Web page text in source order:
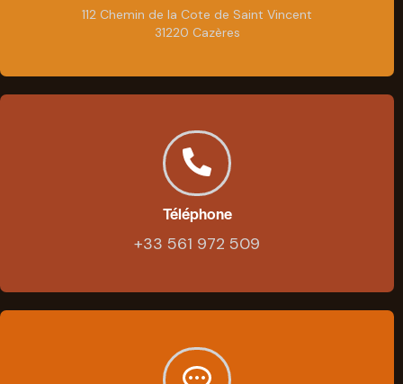
112 Chemin de la Cote de Saint Vincent
31220 Cazères
Téléphone
+33 561 972 509